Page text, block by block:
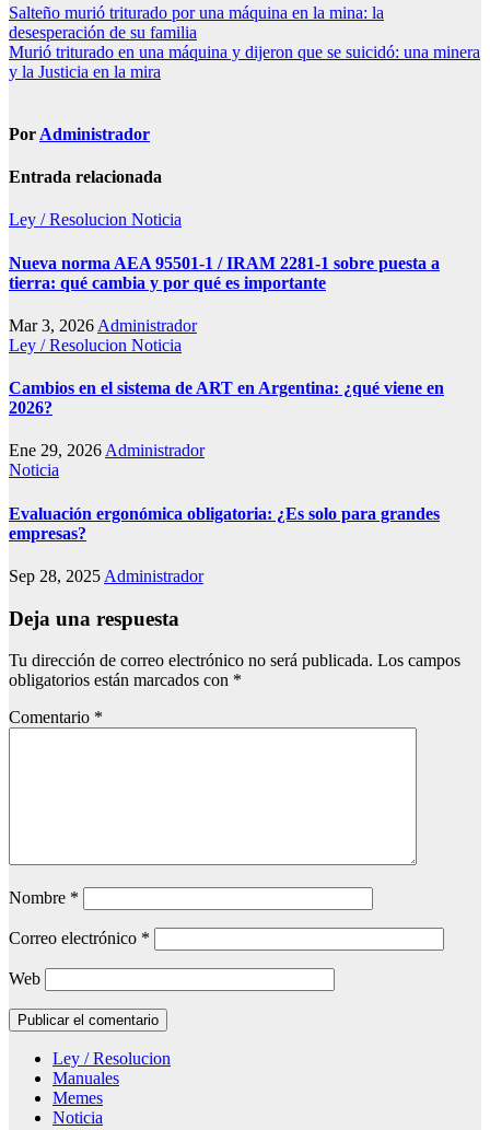
Navegación
de
entradas
Salteño murió triturado por una máquina en la mina: la
desesperación de su familia
Murió triturado en una máquina y dijeron que se suicidó: una minera
y la Justicia en la mira
Por Administrador
Entrada relacionada
Ley / Resolucion Noticia
Nueva norma AEA 95501-1 / IRAM 2281-1 sobre puesta a
tierra: qué cambia y por qué es importante
Mar 3, 2026 Administrador
Ley / Resolucion Noticia
Cambios en el sistema de ART en Argentina: ¿qué viene en
2026?
Ene 29, 2026Administrador
Noticia
Evaluación ergonómica obligatoria: ¿Es solo para grandes
empresas?
Sep 28, 2025 Administrador
Deja una respuesta
Tu dirección de correo electrónico no será publicada. Los campos
obligatorios están marcados con *
Comentario *
Nombre *
Correo electrónico *
Web
Ley / Resolucion
Manuales
Memes
Noticia